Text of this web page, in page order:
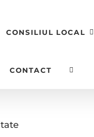
CONSILIUL LOCAL
CONTACT